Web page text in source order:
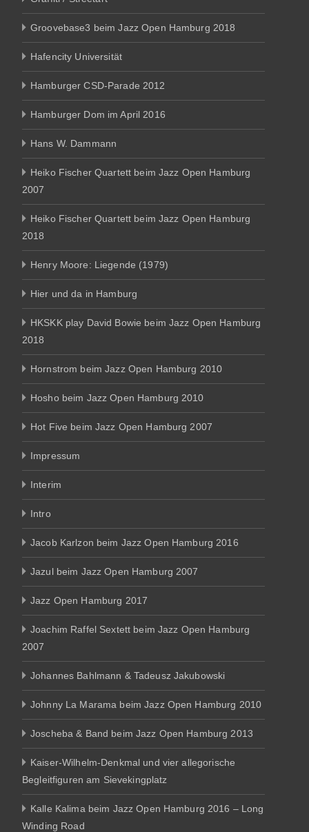
Groovebase3 beim Jazz Open Hamburg 2018
Hafencity Universität
Hamburger CSD-Parade 2012
Hamburger Dom im April 2016
Hans W. Dammann
Heiko Fischer Quartett beim Jazz Open Hamburg
2007
Heiko Fischer Quartett beim Jazz Open Hamburg
2018
Henry Moore: Liegende (1979)
Hier und da in Hamburg
HKSKK play David Bowie beim Jazz Open Hamburg
2018
Hornstrom beim Jazz Open Hamburg 2010
Hosho beim Jazz Open Hamburg 2010
Hot Five beim Jazz Open Hamburg 2007
Impressum
Interim
Intro
Jacob Karlzon beim Jazz Open Hamburg 2016
Jazul beim Jazz Open Hamburg 2007
Jazz Open Hamburg 2017
Joachim Raffel Sextett beim Jazz Open Hamburg
2007
Johannes Bahlmann & Tadeusz Jakubowski
Johnny La Marama beim Jazz Open Hamburg 2010
Joscheba & Band beim Jazz Open Hamburg 2013
Kaiser-Wilhelm-Denkmal und vier allegorische
Begleitfiguren am Sievekingplatz
Kalle Kalima beim Jazz Open Hamburg 2016 – Long
Winding Road